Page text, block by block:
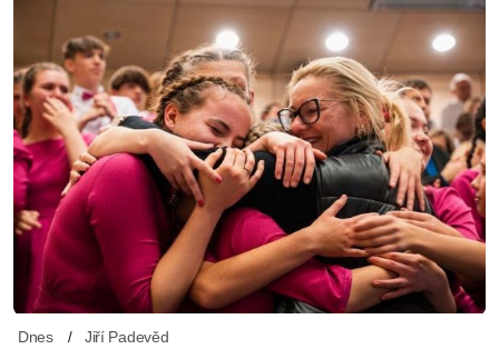
Dnes Jiří Padevěd